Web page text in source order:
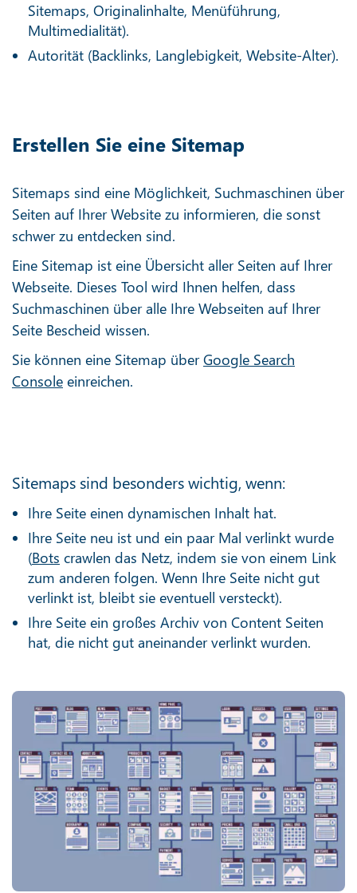
Sitemaps, Originalinhalte, Menüführung,
Multimedialität).
Autorität (Backlinks, Langlebigkeit, Website-Alter).
Erstellen Sie eine Sitemap
Sitemaps sind eine Möglichkeit, Suchmaschinen über
Seiten auf Ihrer Website zu informieren, die sonst
schwer zu entdecken sind.
Eine Sitemap ist eine Übersicht aller Seiten auf Ihrer
Webseite. Dieses Tool wird Ihnen helfen, dass
Suchmaschinen über alle Ihre Webseiten auf Ihrer
Seite Bescheid wissen.
Sie können eine Sitemap überGoogle Search
Console einreichen.
Sitemaps sind besonders wichtig, wenn:
Ihre Seite einen dynamischen Inhalt hat.
Ihre Seite neu ist und ein paar Mal verlinkt wurde
(Bots crawlen das Netz, indem sie von einem Link
zum anderen folgen. Wenn Ihre Seite nicht gut
verlinkt ist, bleibt sie eventuell versteckt).
Ihre Seite ein großes Archiv von Content Seiten
hat, die nicht gut aneinander verlinkt wurden.